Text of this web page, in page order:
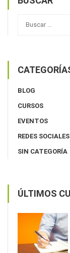
BLOG
CURSOS
EVENTOS
REDES SOCIALES
SIN CATEGORÍA
ÚLTIMOS